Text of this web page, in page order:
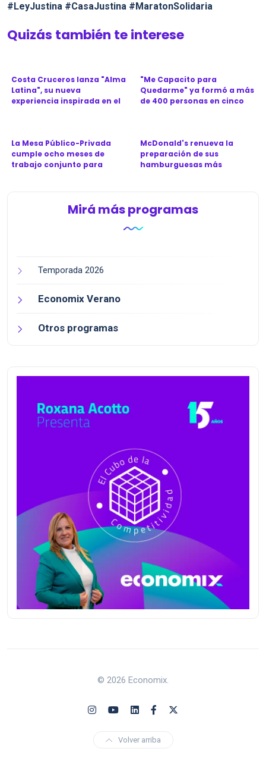
#LeyJustina #CasaJustina #MaratonSolidaria
Quizás también te interese
Costa Cruceros lanza "Alma
Latina", su nueva
experiencia inspirada en el
"Me Capacito para
Quedarme" ya formó a más
de 400 personas en cinco
La Mesa Público-Privada
cumple ocho meses de
trabajo conjunto para
McDonald's renueva la
preparación de sus
hamburguesas más
Mirá más programas
Temporada 2026
Economix Verano
Otros programas
© 2026 Economix.
Volver arriba